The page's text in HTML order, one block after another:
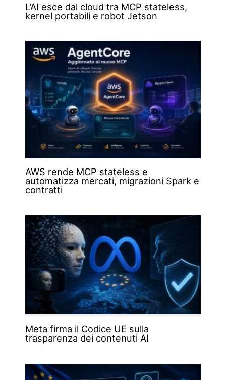
L’AI esce dal cloud tra MCP stateless,
kernel portabili e robot Jetson
AWS rende MCP stateless e
automatizza mercati, migrazioni Spark e
contratti
Meta firma il Codice UE sulla
trasparenza dei contenuti AI